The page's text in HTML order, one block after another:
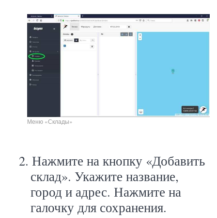
Меню «Склады»
2. Нажмите на кнопку «Добавить
склад». Укажите название,
город и адрес. Нажмите на
галочку для сохранения.